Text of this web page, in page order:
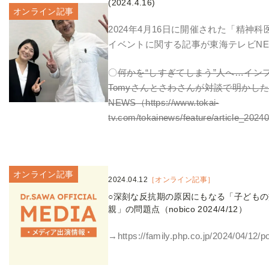
オンライン記事
(2024.4.16)
2024年4月16日に開催された「精神科
イベントに関する記事が東海テレビ
〇何かを“しすぎてしまう”人へ…イン
Tomyさんとさわさんが対談で明かし
NEWS（https://www.tokai-
tv.com/tokainews/feature/
オンライン記事
2024.04.12 ［オンライン記事］
○深刻な反抗期の原因にもなる「子ども
親」の問題点（nobico 2024/4/12）
→https://family.php.co.jp/2024/04/12/